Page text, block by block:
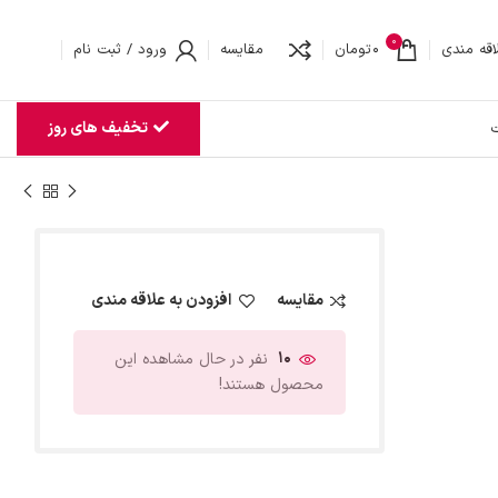
مندی 0
0تومان مقایسه ورود / ثبت نام
تخفیف های روز
مقایسه افزودن به علاقه مندی
10 نفر در حال مشاهده این
محصول هستند!